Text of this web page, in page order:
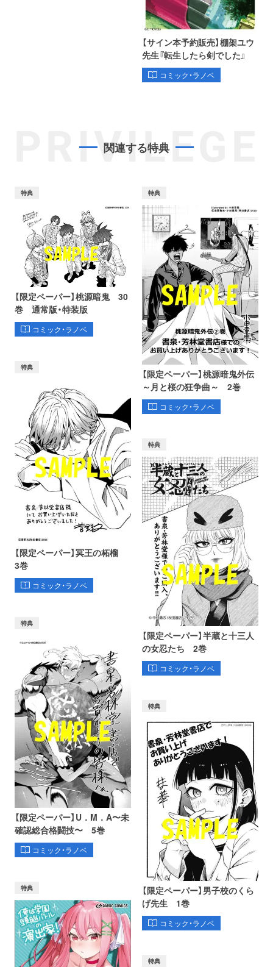
【サイン本予約販売】棚架ユウ
先生『転生したら剣でした』
コミック・ラノベ
PRIVILEGE
関連する特典
特典
【限定ペーパー】桃源暗鬼 30
巻 通常版・特装版
コミック・ラノベ
特典
【限定ペーパー】桃源暗鬼外伝
～月と桜の狂争曲～ 2巻
コミック・ラノベ
特典
【限定ペーパー】冥王の柘榴
3巻
コミック・ラノベ
特典
【限定ペーパー】半蔵と十三人
の女忍たち 2巻
コミック・ラノベ
特典
【限定ペーパー】U．M．A〜未
確認総合格闘技〜 5巻
コミック・ラノベ
特典
【限定ペーパー】男子校のくら
げ先生 1巻
コミック・ラノベ
特典
特典